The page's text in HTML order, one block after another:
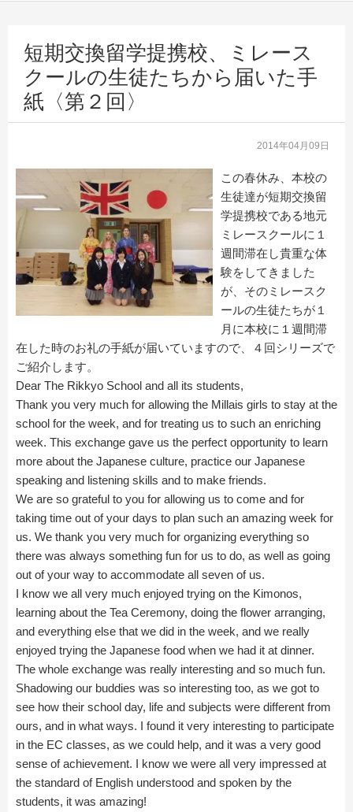
短期交換留学提携校、ミレース
クールの生徒たちから届いた手
紙〈第２回〉
2014年04月09日
この春休み、本校の
生徒達が短期交換留
学提携校である地元
ミレースクールに１
週間滞在し貴重な体
験をしてきました
が、そのミレースク
ールの生徒たちが１
月に本校に１週間滞
在した時のお礼の手紙が届いていますので、４回シリーズで
ご紹介します。
Dear The Rikkyo School and all its students,
Thank you very much for allowing the Millais girls to stay at the
school for the week, and for treating us to such an enriching
week. This exchange gave us the perfect opportunity to learn
more about the Japanese culture, practice our Japanese
speaking and listening skills and to make friends.
We are so grateful to you for allowing us to come and for
taking time out of your days to plan such an amazing week for
us. We thank you very much for organizing everything so
there was always something fun for us to do, as well as going
out of your way to accommodate all seven of us.
I know we all very much enjoyed trying on the Kimonos,
learning about the Tea Ceremony, doing the flower arranging,
and everything else that we did in the week, and we really
enjoyed trying the Japanese food when we had it at dinner.
The whole exchange was really interesting and so much fun.
Shadowing our buddies was so interesting too, as we got to
see how their school day, life and subjects were different from
ours, and in what ways. I found it very interesting to participate
in the EC classes, as we could help, and it was a very good
sense of achievement. I know we were all very impressed at
the standard of English understood and spoken by the
students, it was amazing!